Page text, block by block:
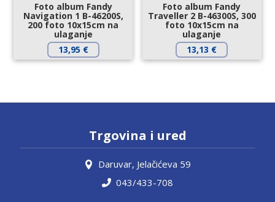
Foto album Fandy
Navigation 1 B-46200S,
200 foto 10x15cm na
ulaganje
13,95 €
Foto album Fandy
Traveller 2 B-46300S, 300
foto 10x15cm na
ulaganje
13,13 €
Trgovina i ured
Daruvar, Jelačićeva 59
043/433-708